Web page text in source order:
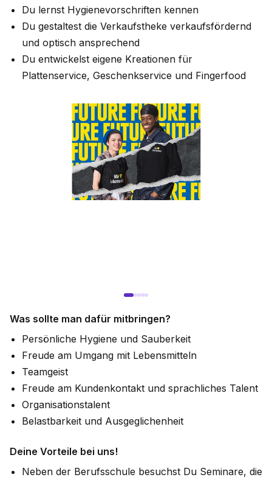
Du lernst Hygienevorschriften kennen
Du gestaltest die Verkaufstheke verkaufsfördernd
und optisch ansprechend
Du entwickelst eigene Kreationen für
Plattenservice, Geschenkservice und Fingerfood
Was sollte man dafür mitbringen?
Persönliche Hygiene und Sauberkeit
Freude am Umgang mit Lebensmitteln
Teamgeist
Freude am Kundenkontakt und sprachliches Talent
Organisationstalent
Belastbarkeit und Ausgeglichenheit
Deine Vorteile bei uns!
Neben der Berufsschule besuchst Du Seminare, die